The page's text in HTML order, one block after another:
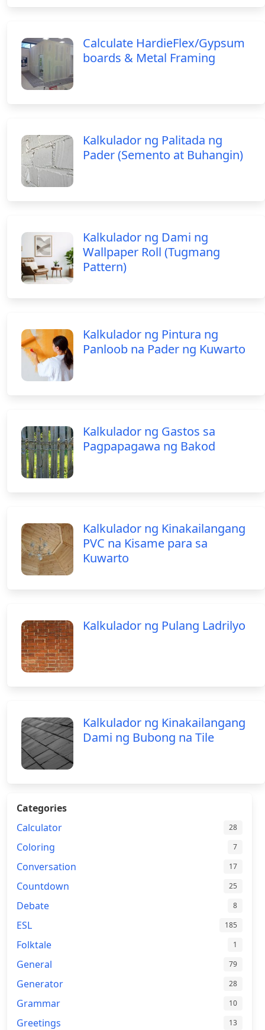
Calculate HardieFlex/Gypsum
boards & Metal Framing
Kalkulador ng Palitada ng
Pader (Semento at Buhangin)
Kalkulador ng Dami ng
Wallpaper Roll (Tugmang
Pattern)
Kalkulador ng Pintura ng
Panloob na Pader ng Kuwarto
Kalkulador ng Gastos sa
Pagpapagawa ng Bakod
Kalkulador ng Kinakailangang
PVC na Kisame para sa
Kuwarto
Kalkulador ng Pulang Ladrilyo
Kalkulador ng Kinakailangang
Dami ng Bubong na Tile
Categories
Calculator
28
Coloring 7
Conversation 17
Countdown 25
Debate 8
ESL 185
Folktale 1
General 79
Generator 28
Grammar 10
Greetings 13